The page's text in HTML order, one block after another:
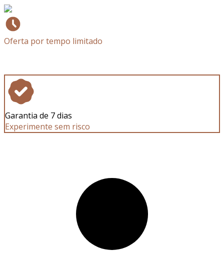
Oferta por tempo limitado
Garantia de 7 dias
Experimente sem risco